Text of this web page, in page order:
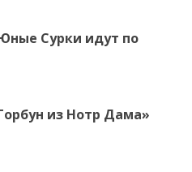
Сурки идут по
из Нотр Дама»